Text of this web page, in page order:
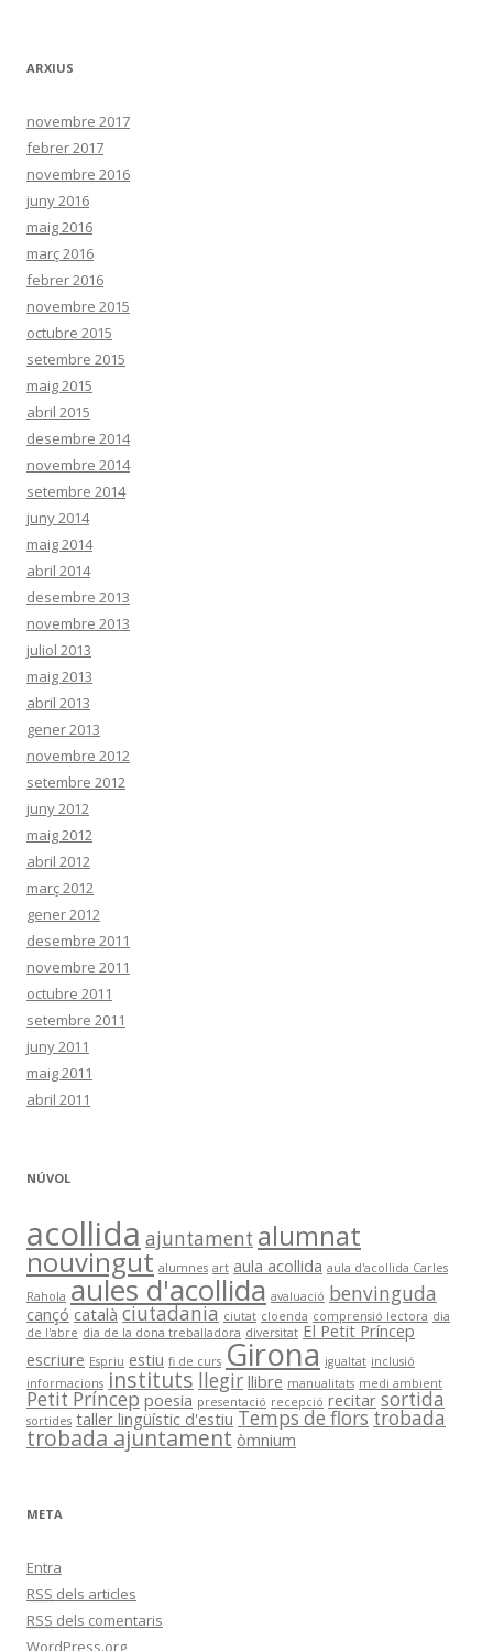
ARXIUS
novembre 2017
febrer 2017
novembre 2016
juny 2016
maig 2016
març 2016
febrer 2016
novembre 2015
octubre 2015
setembre 2015
maig 2015
abril 2015
desembre 2014
novembre 2014
setembre 2014
juny 2014
maig 2014
abril 2014
desembre 2013
novembre 2013
juliol 2013
maig 2013
abril 2013
gener 2013
novembre 2012
setembre 2012
juny 2012
maig 2012
abril 2012
març 2012
gener 2012
desembre 2011
novembre 2011
octubre 2011
setembre 2011
juny 2011
maig 2011
abril 2011
NÚVOL
acollida ajuntament alumnat
nouvingut alumnes art aula acollida aula d'acollida Carles
Rahola aules d'acollida avaluació benvinguda
cançó català ciutadania ciutat cloenda comprensió lectora dia
de l'abre dia de la dona treballadora diversitat El Petit Príncep
escriure Espriu estiu fi de curs Girona igualtat inclusió
informacions instituts llegir llibre manualitats medi ambient
Petit Príncep poesia presentació recepció recitar sortida
sortides taller lingüístic d'estiu Temps de flors trobada
trobada ajuntament òmnium
META
Entra
RSS dels articles
RSS dels comentaris
WordPress.org